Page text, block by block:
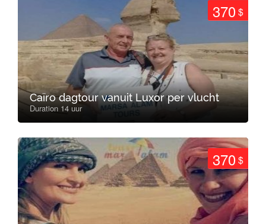
370$
Caïro dagtour vanuit Luxor per vlucht
Duration 14 uur
370$